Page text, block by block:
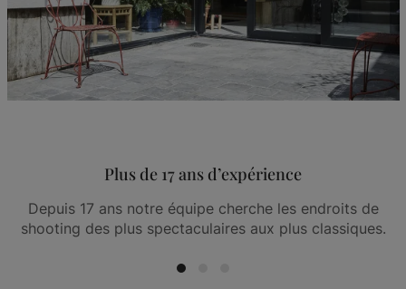
Plus de 17 ans d’expérience
Depuis 17 ans notre équipe cherche les endroits de
shooting des plus spectaculaires aux plus classiques.